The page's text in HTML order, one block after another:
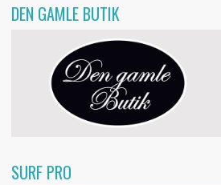
DEN GAMLE BUTIK
SURF PRO